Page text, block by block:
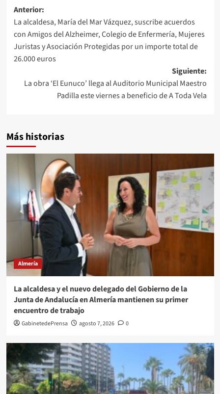
Navegación
de
entradas
Anterior:
La alcaldesa, María del Mar Vázquez, suscribe acuerdos
con Amigos del Alzheimer, Colegio de Enfermería, Mujeres
Juristas y Asociación Protegidas por un importe total de
26.000 euros
Siguiente:
La obra ‘El Eunuco’ llega al Auditorio Municipal Maestro
Padilla este viernes a beneficio de A Toda Vela
Más historias
Almería
La alcaldesa y el nuevo delegado del Gobierno de la
Junta de Andalucía en Almería mantienen su primer
encuentro de trabajo
GabinetedePrensa agosto 7, 2026 0